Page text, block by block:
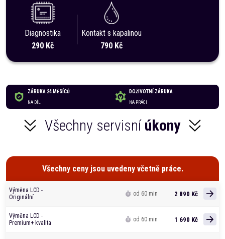
Diagnostika
290 Kč
Kontakt s kapalinou
790 Kč
ZÁRUKA 24 MĚSÍCŮ
NA DÍL
DOŽIVOTNÍ ZÁRUKA
NA PRÁCI
Všechny servisní úkony
Všechny ceny jsou uvedeny včetně práce.
Výměna LCD -
Originální
od 60 min 2 890 Kč
Výměna LCD -
Premium+ kvalita
od 60 min 1 690 Kč